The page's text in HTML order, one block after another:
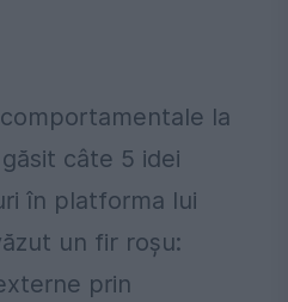
la
câte 5 idei
în platforma lui
un fir roşu:
prin